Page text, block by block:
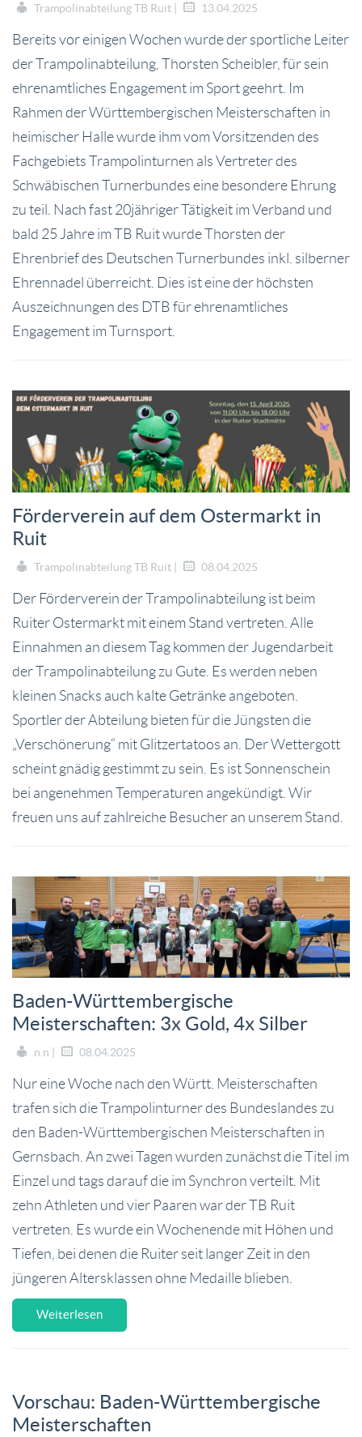
Trampolinabteilung TB Ruit | 13.04.2025
Bereits vor einigen Wochen wurde der sportliche Leiter
der Trampolinabteilung, Thorsten Scheibler, für sein
ehrenamtliches Engagement im Sport geehrt. Im
Rahmen der Württembergischen Meisterschaften in
heimischer Halle wurde ihm vom Vorsitzenden des
Fachgebiets Trampolinturnen als Vertreter des
Schwäbischen Turnerbundes eine besondere Ehrung
zu teil. Nach fast 20jähriger Tätigkeit im Verband und
bald 25 Jahre im TB Ruit wurde Thorsten der
Ehrenbrief des Deutschen Turnerbundes inkl. silberner
Ehrennadel überreicht. Dies ist eine der höchsten
Auszeichnungen des DTB für ehrenamtliches
Engagement im Turnsport.
Förderverein auf dem Ostermarkt in
Ruit
Trampolinabteilung TB Ruit | 08.04.2025
Der Förderverein der Trampolinabteilung ist beim
Ruiter Ostermarkt mit einem Stand vertreten. Alle
Einnahmen an diesem Tag kommen der Jugendarbeit
der Trampolinabteilung zu Gute. Es werden neben
kleinen Snacks auch kalte Getränke angeboten.
Sportler der Abteilung bieten für die Jüngsten die
„Verschönerung“ mit Glitzertatoos an. Der Wettergott
scheint gnädig gestimmt zu sein. Es ist Sonnenschein
bei angenehmen Temperaturen angekündigt. Wir
freuen uns auf zahlreiche Besucher an unserem Stand.
Baden-Württembergische
Meisterschaften: 3x Gold, 4x Silber
n.n | 08.04.2025
Nur eine Woche nach den Württ. Meisterschaften
trafen sich die Trampolinturner des Bundeslandes zu
den Baden-Württembergischen Meisterschaften in
Gernsbach. An zwei Tagen wurden zunächst die Titel im
Einzel und tags darauf die im Synchron verteilt. Mit
zehn Athleten und vier Paaren war der TB Ruit
vertreten. Es wurde ein Wochenende mit Höhen und
Tiefen, bei denen die Ruiter seit langer Zeit in den
jüngeren Altersklassen ohne Medaille blieben.
Weiterlesen
Vorschau: Baden-Württembergische
Meisterschaften